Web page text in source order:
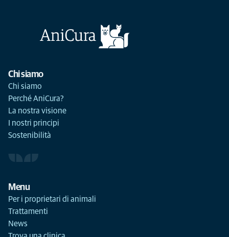
Chi siamo
Chi siamo
Perché AniCura?
La nostra visione
I nostri principi
Sostenibilità
Menu
Per i proprietari di animali
Trattamenti
News